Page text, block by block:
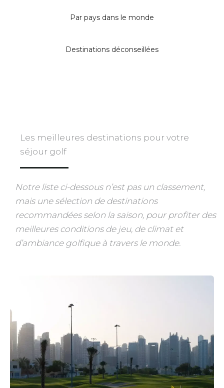
Par pays dans le monde
Destinations déconseillées
Les meilleures destinations pour votre
séjour golf
Notre liste ci-dessous n’est pas un classement,
mais une sélection de destinations
recommandées selon la saison, pour profiter des
meilleures conditions de jeu, de climat et
d’ambiance golfique à travers le monde.